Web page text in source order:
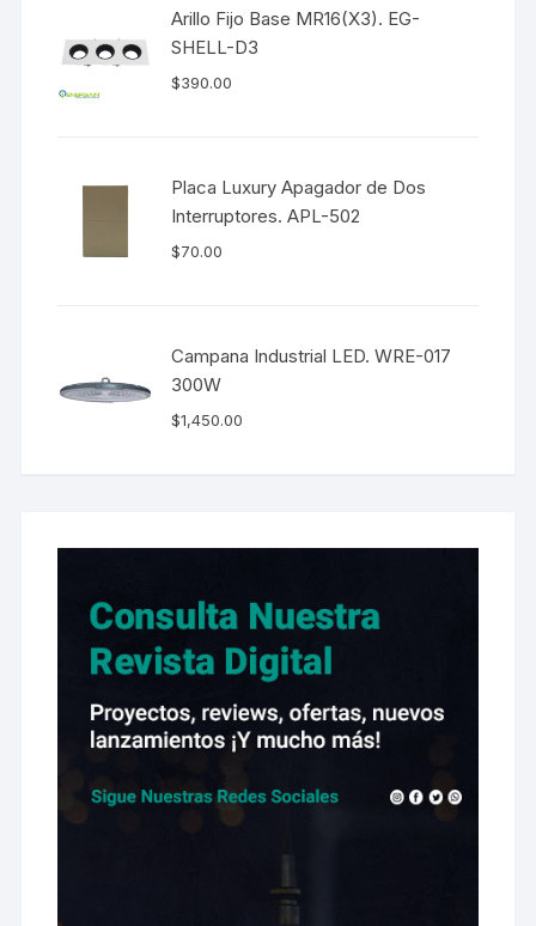
Arillo Fijo Base MR16(X3). EG-
SHELL-D3
$390.00
Placa Luxury Apagador de Dos
Interruptores. APL-502
$70.00
Campana Industrial LED. WRE-017
300W
$1,450.00